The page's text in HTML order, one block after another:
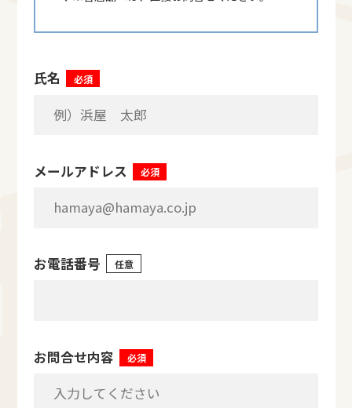
氏名 必須
メールアドレス 必須
お電話番号 任意
お問合せ内容 必須